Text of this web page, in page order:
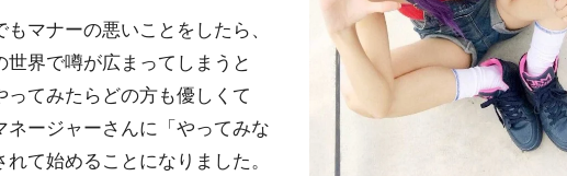
もマナーの悪いことをしたら、
世界で噂が広まってしまうと
ってみたらどの方も優しくて
ネージャーさんに「やってみな
て始めることになりました。